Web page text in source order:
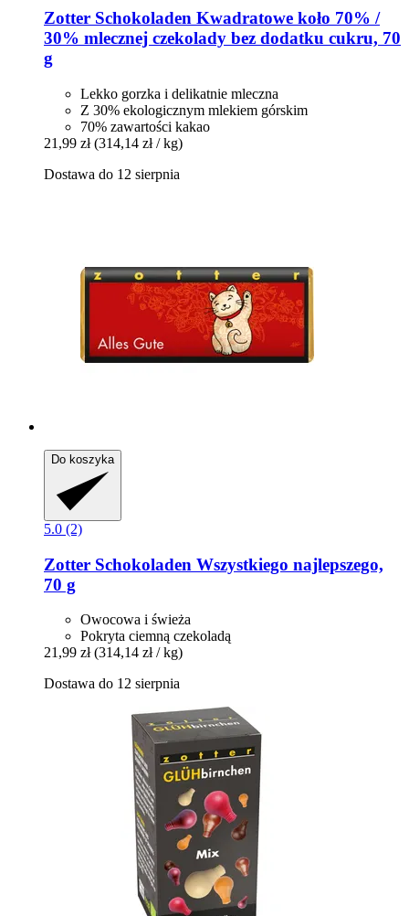
Zotter Schokoladen Kwadratowe koło 70% /
30% mlecznej czekolady bez dodatku cukru, 70
g
Lekko gorzka i delikatnie mleczna
Z 30% ekologicznym mlekiem górskim
70% zawartości kakao
21,99 zł (314,14 zł / kg)
Dostawa do 12 sierpnia
Do koszyka
5.0 (2)
Zotter Schokoladen Wszystkiego najlepszego,
70 g
Owocowa i świeża
Pokryta ciemną czekoladą
21,99 zł (314,14 zł / kg)
Dostawa do 12 sierpnia